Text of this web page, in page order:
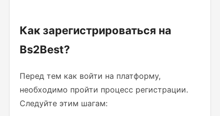
Как зарегистрироваться на
Bs2Best?
Перед тем как войти на платформу,
необходимо пройти процесс регистрации.
Следуйте этим шагам: